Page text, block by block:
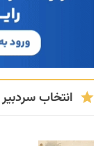
انتخاب سردبیر